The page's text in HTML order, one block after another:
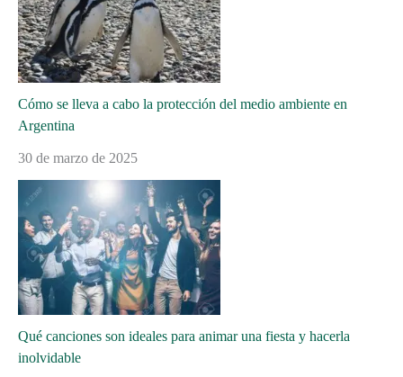
Cómo se lleva a cabo la protección del medio ambiente en
Argentina
30 de marzo de 2025
Qué canciones son ideales para animar una fiesta y hacerla
inolvidable